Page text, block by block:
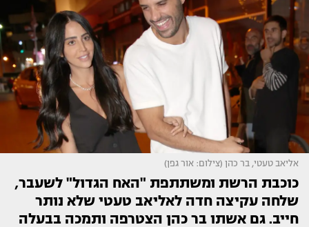
אליאב טעטי, בר כהן (צילום: אור גפן)
כוכבת הרשת ומשתתפת "האח הגדול" לשעבר,
שלחה עקיצה חדה לאליאב טעטי שלא נותר
חייב. גם אשתו בר כהן הצטרפה ותמכה בבעלה